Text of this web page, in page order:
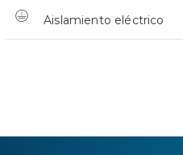
Aislamiento eléctrico